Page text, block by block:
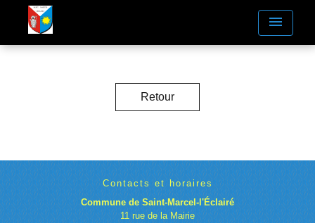
menu
Retour
Contacts et horaires
Commune de Saint-Marcel-l'Éclairé
11 rue de la Mairie